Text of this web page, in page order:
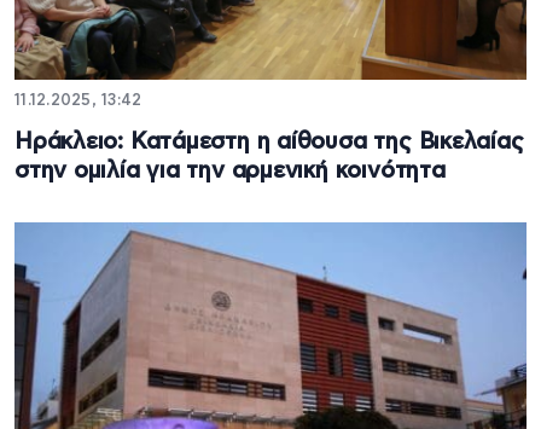
11.12.2025, 13:42
Ηράκλειο: Κατάμεστη η αίθουσα της Βικελαίας
στην ομιλία για την αρμενική κοινότητα